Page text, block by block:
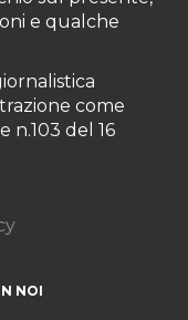
e qualche
come
n.103 del 16
NOI